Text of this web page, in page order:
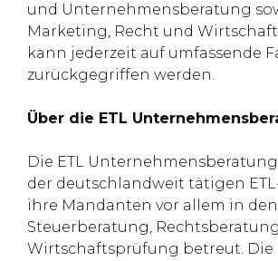
und Unternehmensberatung
Marketing, Recht und
kann jederzeit auf umfassende
zurückgegriffen werden.
Über die ETL
Die ETL Unternehmensberatung
der deutschlandweit tätigen
ihre Mandanten vor allem in
Steuerberatung,
Wirtschaftsprüfung betreut. Die